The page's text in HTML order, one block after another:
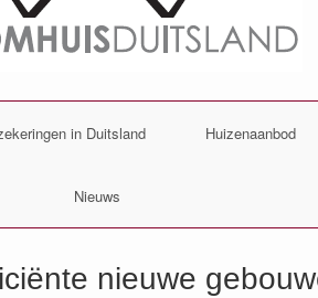
in Duitsland Huizenaanbod
Nieuws
nieuwe